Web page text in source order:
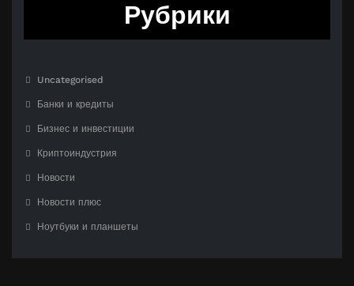
Рубрики
Uncategorised
Банки и кредиты
Бизнес и инвестиции
Криптоиндустрия
Новости
Новости плюс
Ноутбуки и планшеты